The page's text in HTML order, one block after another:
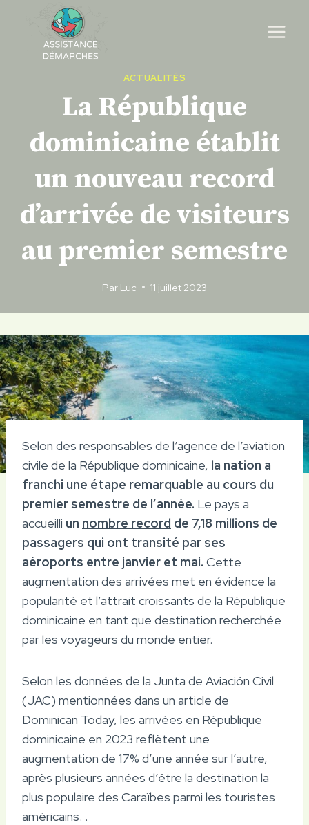
content
ACTUALITÉS
La République
dominicaine établit
un nouveau record
d’arrivée de visiteurs
au premier semestre
Par Luc 11 juillet 2023
Selon des responsables de l’agence de l’aviation
civile de la République dominicaine, la nation a
franchi une étape remarquable au cours du
premier semestre de l’année. Le pays a
accueilli un nombre record de 7,18 millions de
passagers qui ont transité par ses
aéroports entre janvier et mai. Cette
augmentation des arrivées met en évidence la
popularité et l’attrait croissants de la République
dominicaine en tant que destination recherchée
par les voyageurs du monde entier.
Selon les données de la Junta de Aviación Civil
(JAC) mentionnées dans un article de
Dominican Today, les arrivées en République
dominicaine en 2023 reflètent une
augmentation de 17% d’une année sur l’autre,
après plusieurs années d’être la destination la
plus populaire des Caraïbes parmi les touristes
américains. .